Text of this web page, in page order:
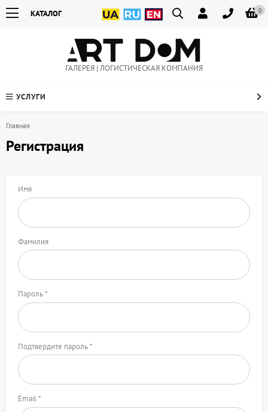
0
КАТАЛОГ
ГАЛЕРЕЯ | ЛОГИСТИЧЕСКАЯ КОМПАНИЯ
УСЛУГИ
Главная
Регистрация
Имя
Фамилия
Пароль *
Подтвердите пароль *
Email *